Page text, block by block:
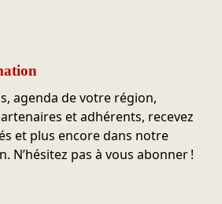
agenda de votre région,
et adhérents, recevez
et plus encore dans notre
N’hésitez pas à vous abonner !